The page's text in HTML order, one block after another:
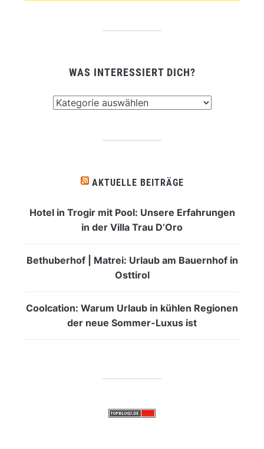
WAS INTERESSIERT DICH?
AKTUELLE BEITRÄGE
Hotel in Trogir mit Pool: Unsere Erfahrungen
in der Villa Trau D’Oro
Bethuberhof | Matrei: Urlaub am Bauernhof in
Osttirol
Coolcation: Warum Urlaub in kühlen Regionen
der neue Sommer-Luxus ist